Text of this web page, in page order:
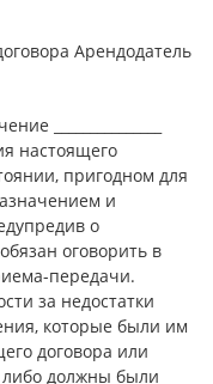
Арендодатель
_______________
настоящего
пригодном для
и
о
оговорить в
передачи.
за недостатки
которые были им
договора или
должны были